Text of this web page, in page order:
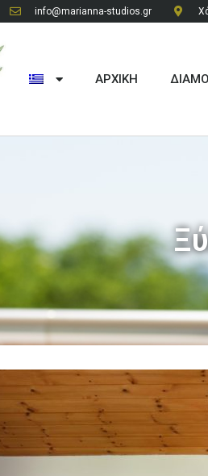
info@marianna-studios.gr
ΑΡΧΙΚΗ